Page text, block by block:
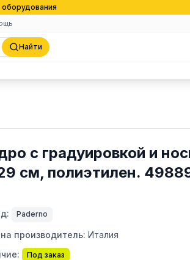
Найти
с градуировкой и
см, полиэтилен.
Paderno
производитель: Италия
Под заказ